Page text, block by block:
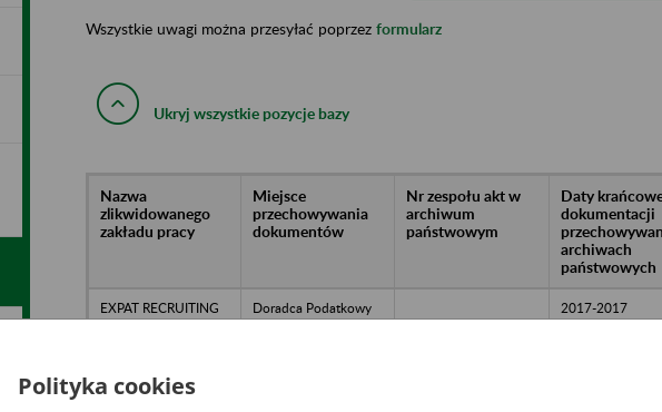
Wszystkie uwagi można przesyłać poprzez formularz
Ukryj wszystkie pozycje bazy
Nazwa
zlikwidowanego
zakładu pracy
Miejsce
przechowywania
dokumentów
Nr zespołu akt w
archiwum
państwowym
Daty
dokumentacji
archiwach
państwowych
EXPAT RECRUITING
Sp. z o.o. w likwidacji
Doradca Podatkowy
Piotr Maciejewski,
2017-2017
Polityka cookies